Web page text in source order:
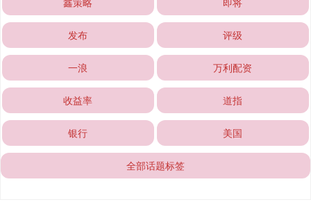
发布 评级
一浪 万利配资
收益率 道指
银行 美国
全部话题标签